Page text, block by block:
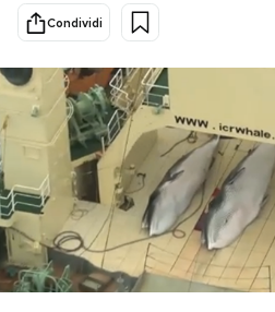
Cultura
Economia
Sport
PODCAST
NEWSLETTER
Condividi